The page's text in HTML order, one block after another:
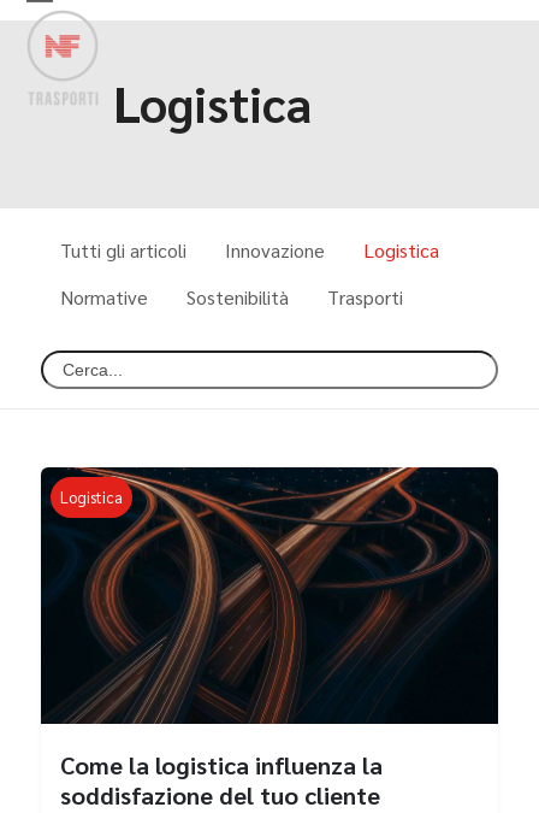
Skip
content
Open
mobile
menu
Close
mobile
menu
Logistica
Tutti gli articoli Innovazione
Logistica
Normative
Sostenibilità Trasporti
Logistica
Come la logistica influenza la
soddisfazione del tuo cliente